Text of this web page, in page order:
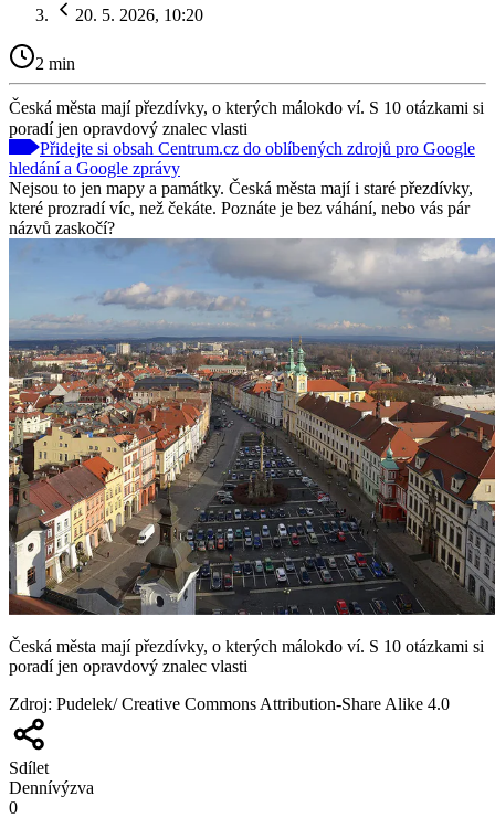
20. 5. 2026, 10:20
2 min
Česká města mají přezdívky, o kterých málokdo ví. S 10 otázkami si
poradí jen opravdový znalec vlasti
Přidejte si obsah Centrum.cz do oblíbených zdrojů pro Google
hledání a Google zprávy
Nejsou to jen mapy a památky. Česká města mají i staré přezdívky,
které prozradí víc, než čekáte. Poznáte je bez váhání, nebo vás pár
názvů zaskočí?
Česká města mají přezdívky, o kterých málokdo ví. S 10 otázkami si
poradí jen opravdový znalec vlasti
Zdroj: Pudelek/ Creative Commons Attribution-Share Alike 4.0
Sdílet
Dennívýzva
0